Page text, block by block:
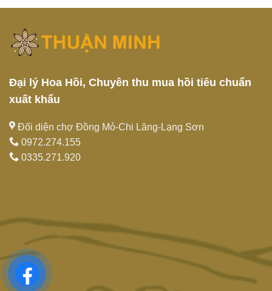
Đại lý Hoa Hồi, Chuyên thu mua hồi tiêu chuẩn
xuất khẩu
Đối diện chợ Đồng Mỏ-Chi Lăng-Lạng Sơn
0972.274.155
0335.271.920